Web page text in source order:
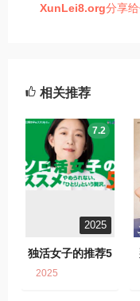
XunLei8.org分享
相关推荐
2025
独活女子的推荐5
7.2
2025